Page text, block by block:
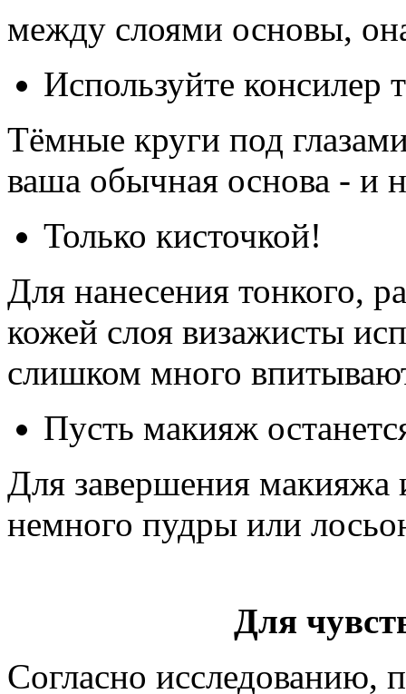
между слоями основы,
Используйте консилер
Тёмные круги под
ваша обычная основа - и
Только кисточкой!
Для нанесения тонкого,
кожей слоя визажисты
слишком много
Пусть макияж
Для завершения макияжа
немного пудры или
Для
Согласно исследованию,